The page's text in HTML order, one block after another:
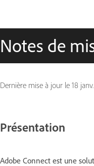
Notes de
Dernière mise à jour le 18
Présentation
Adobe Connect est une